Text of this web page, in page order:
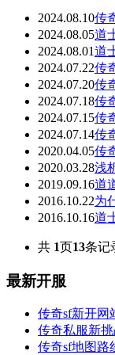
2024.08.10传
2024.08.05道
2024.08.01道
2024.07.22传
2024.07.20传
2024.07.18传
2024.07.15传
2024.07.14传
2020.04.05传
2020.03.28浅
2019.09.16道
2016.10.22为
2016.10.16道
共 1页13条记
最新开服
传奇sf新开网
传奇私服新
传奇sf地图路